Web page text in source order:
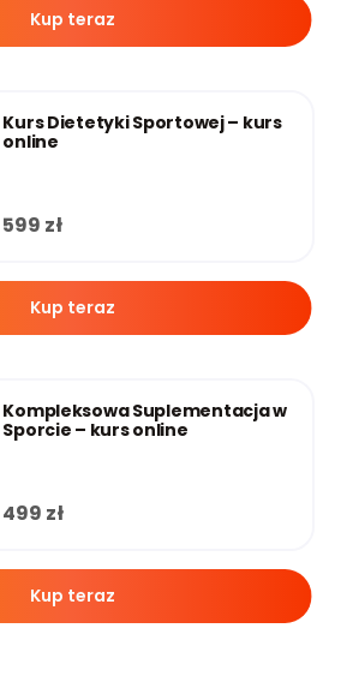
Kup teraz
Kurs Dietetyki Sportowej – kurs
online
599 zł
Kup teraz
Kompleksowa Suplementacja w
Sporcie – kurs online
499 zł
Kup teraz